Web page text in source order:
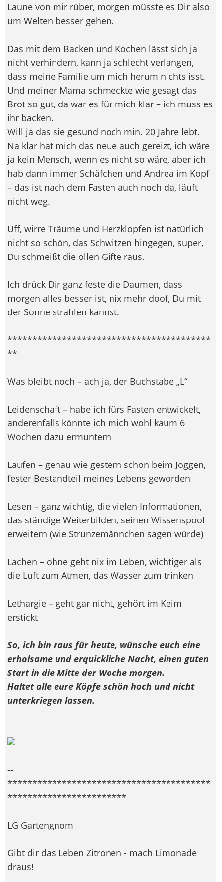
Laune von mir rüber, morgen müsste es Dir also
um Welten besser gehen.
Das mit dem Backen und Kochen lässt sich ja
nicht verhindern, kann ja schlecht verlangen,
dass meine Familie um mich herum nichts isst.
Und meiner Mama schmeckte wie gesagt das
Brot so gut, da war es für mich klar – ich muss es
ihr backen.
Will ja das sie gesund noch min. 20 Jahre lebt.
Na klar hat mich das neue auch gereizt, ich wäre
ja kein Mensch, wenn es nicht so wäre, aber ich
hab dann immer Schäfchen und Andrea im Kopf
– das ist nach dem Fasten auch noch da, läuft
nicht weg.
Uff, wirre Träume und Herzklopfen ist natürlich
nicht so schön, das Schwitzen hingegen, super,
Du schmeißt die ollen Gifte raus.
Ich drück Dir ganz feste die Daumen, dass
morgen alles besser ist, nix mehr doof, Du mit
der Sonne strahlen kannst.
*****************************************
**
Was bleibt noch – ach ja, der Buchstabe „L“
Leidenschaft – habe ich fürs Fasten entwickelt,
anderenfalls könnte ich mich wohl kaum 6
Wochen dazu ermuntern
Laufen – genau wie gestern schon beim Joggen,
fester Bestandteil meines Lebens geworden
Lesen – ganz wichtig, die vielen Informationen,
das ständige Weiterbilden, seinen Wissenspool
erweitern (wie Strunzemännchen sagen würde)
Lachen – ohne geht nix im Leben, wichtiger als
die Luft zum Atmen, das Wasser zum trinken
Lethargie – geht gar nicht, gehört im Keim
erstickt
So, ich bin raus für heute, wünsche euch eine
erholsame und erquickliche Nacht, einen guten
Start in die Mitte der Woche morgen.
Haltet alle eure Köpfe schön hoch und nicht
unterkriegen lassen.
--
*****************************************
************************
LG Gartengnom
Gibt dir das Leben Zitronen - mach Limonade
draus!